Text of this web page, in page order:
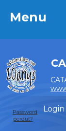
Menu
Login
Password
perdut?
Menu